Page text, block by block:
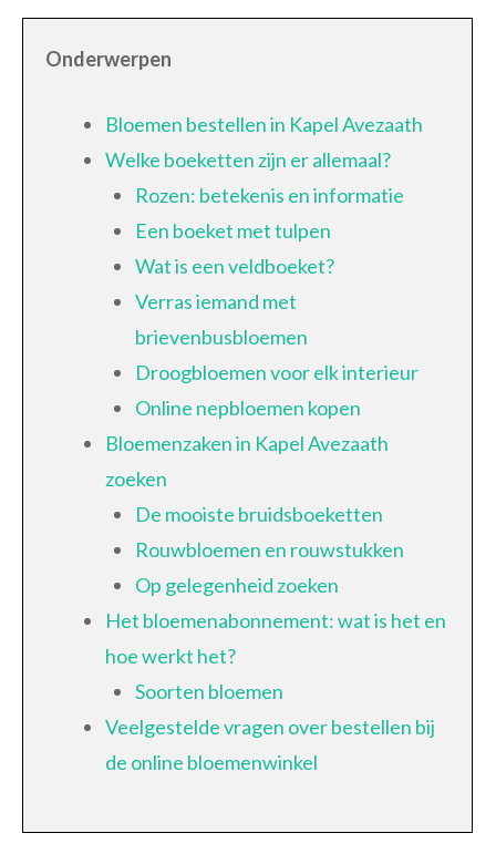
Onderwerpen
Bloemen bestellen in Kapel Avezaath
Welke boeketten zijn er allemaal?
Rozen: betekenis en informatie
Een boeket met tulpen
Wat is een veldboeket?
Verras iemand met
brievenbusbloemen
Droogbloemen voor elk interieur
Online nepbloemen kopen
Bloemenzaken in Kapel Avezaath
zoeken
De mooiste bruidsboeketten
Rouwbloemen en rouwstukken
Op gelegenheid zoeken
Het bloemenabonnement: wat is het en
hoe werkt het?
Soorten bloemen
Veelgestelde vragen over bestellen bij
de online bloemenwinkel